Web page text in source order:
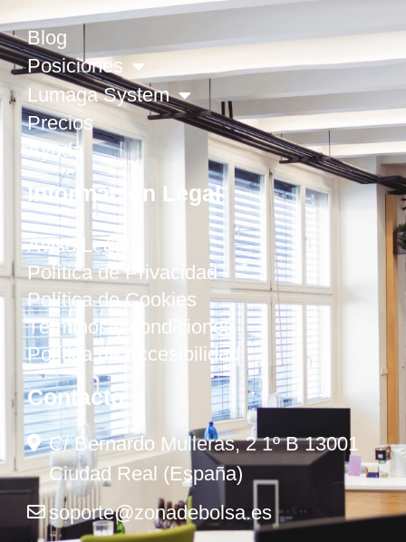
Blog
Posiciones
Lumaga System
Precios
Ayuda
Información Legal
Aviso Legal
Política de Privacidad
Política de Cookies
Términos y condiciones
Política de Accesibilidad
Contacto
C/ Bernardo Mulleras, 2 1º B 13001
Ciudad Real (España)
soporte@zonadebolsa.es